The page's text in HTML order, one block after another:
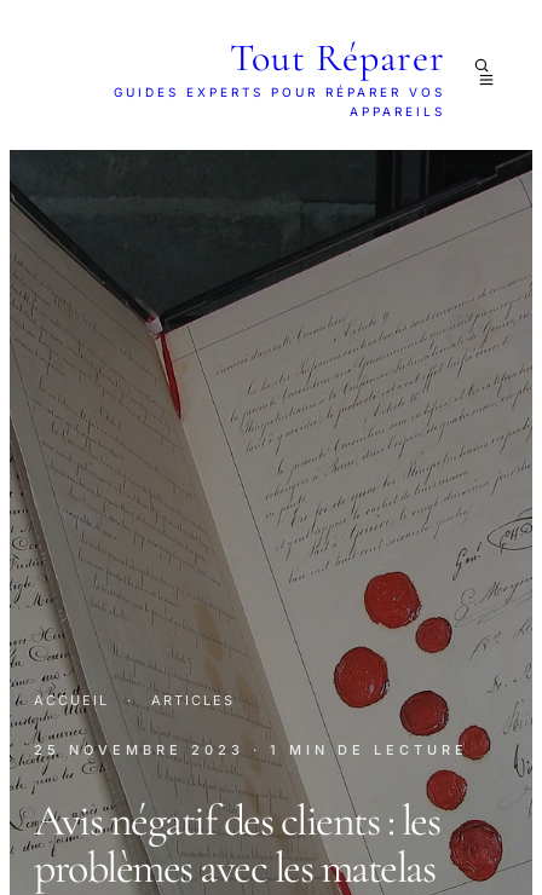
Tout Réparer
GUIDES EXPERTS POUR RÉPARER VOS
APPAREILS
ACCUEIL · ARTICLES
25 NOVEMBRE 2023 · 1 MIN DE LECTURE
Avis négatif des clients : les
problèmes avec les matelas